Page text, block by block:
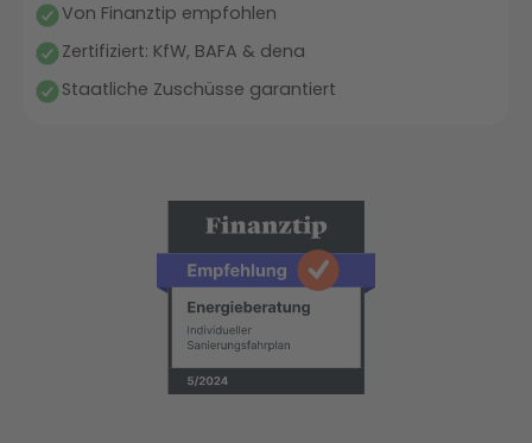
Von Finanztip empfohlen
Zertifiziert: KfW, BAFA & dena
Staatliche Zuschüsse garantiert